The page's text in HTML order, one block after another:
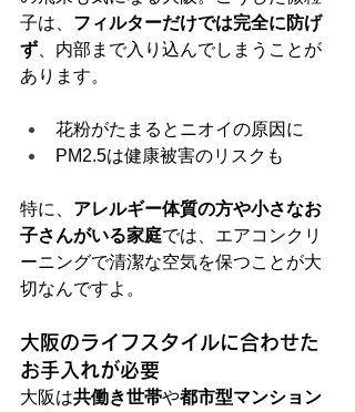
子は、 フィルターだけでは完全に防げ
ず 、内部まで入り込んでしまうことが
あります。
花粉がたまるとニオイの原因に
PM2.5は健康被害のリスクも
特に、 アレルギー体質の方や小さなお
子さんがいる家庭では、エアコンクリ
ーニングで清潔な空気を保つことが大
切なんですよ。
大阪のライフスタイルに合わせた
お手入れが必要
大阪は共働き世帯や都市型マンション